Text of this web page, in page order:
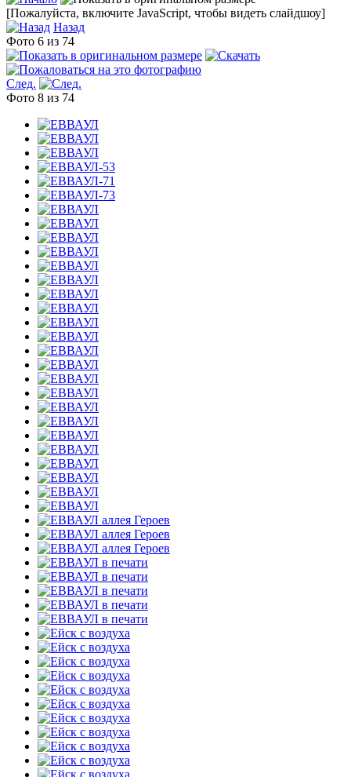
[Пожалуйста, включите JavaScript, чтобы видеть слайдшоу]
Назад
Фото 6 из 74
След.
Фото 8 из 74